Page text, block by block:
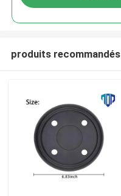
produits recommandés